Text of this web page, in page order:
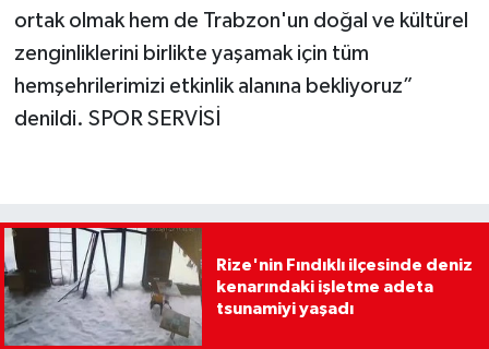
ortak olmak hem de Trabzon'un doğal ve kültürel
zenginliklerini birlikte yaşamak için tüm
hemşehrilerimizi etkinlik alanına bekliyoruz”
denildi. SPOR SERVİSİ
Rize'nin Fındıklı ilçesinde deniz
kenarındaki işletme adeta
tsunamiyi yaşadı